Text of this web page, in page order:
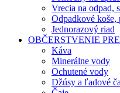
Vrecia na odpad,
Odpadkové
Jednorazový riad
OBČERSTVENIE
Káva
Minerálne vody
Ochutené vody
Džúsy a ľadové